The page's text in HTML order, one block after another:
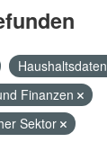
Haushaltsdaten
Finanzen
Sektor